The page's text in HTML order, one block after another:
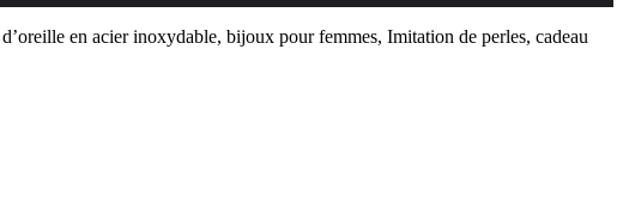
en acier inoxydable, bijoux pour femmes, Imitation de perles, cadeau